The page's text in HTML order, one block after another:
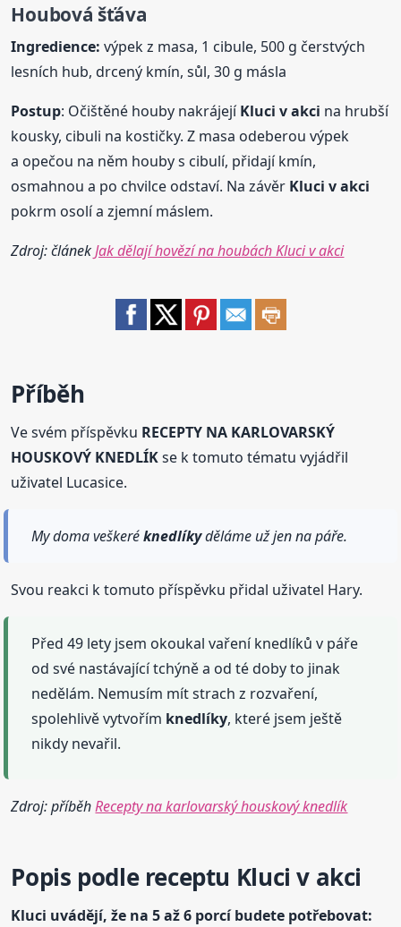
Houbová šťáva
Ingredience: výpek z masa, 1 cibule, 500 g čerstvých
lesních hub, drcený kmín, sůl, 30 g másla
Postup: Očištěné houby nakrájejíKluci v akci na hrubší
kousky, cibuli na kostičky. Z masa odeberou výpek
a opečou na něm houby s cibulí, přidají kmín,
osmahnou a po chvilce odstaví. Na závěr Kluci v akci
pokrm osolí a zjemní máslem.
Zdroj: článekJak dělají hovězí na houbách Kluci v akci
Příběh
Ve svém příspěvku RECEPTY NA KARLOVARSKÝ
HOUSKOVÝ KNEDLÍKse k tomuto tématu vyjádřil
uživatel Lucasice.
My doma veškeréknedlíkyděláme už jen na páře.
Svou reakci k tomuto příspěvku přidal uživatel Hary.
Před 49 lety jsem okoukal vaření knedlíků v páře
od své nastávající tchýně a od té doby to jinak
nedělám. Nemusím mít strach z rozvaření,
spolehlivě vytvořím knedlíky, které jsem ještě
nikdy nevařil.
Zdroj: příběhRecepty na karlovarský houskový knedlík
Popis podle receptu Kluci v akci
Kluci uvádějí, že na 5 až 6 porcí budete potřebovat: